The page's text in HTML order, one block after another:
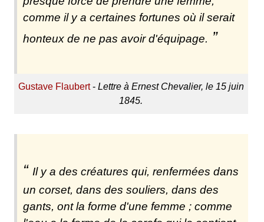
comme il y a certaines fortunes où il serait
honteux de ne pas avoir d'équipage.
Gustave Flaubert- Lettre à Ernest Chevalier, le 15 juin
1845.
Il y a des créatures qui, renfermées dans
un corset, dans des souliers, dans des
gants, ont la forme d'une femme ; comme